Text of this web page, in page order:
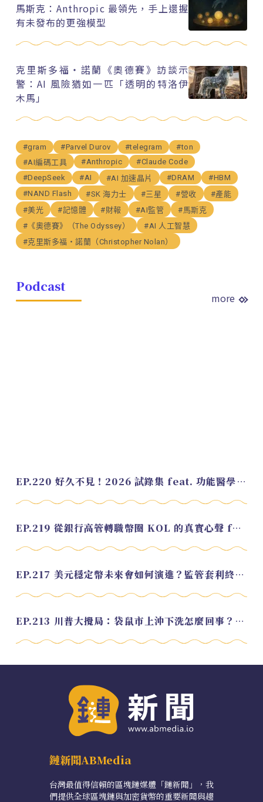
馬斯克：Anthropic 最領先，手上還握
有未發布的更強模型
克里斯多福・諾蘭《奧德賽》訪談示
警：AI 風險猶如一匹「透明的特洛伊
木馬」
#gram #Parvel Durov #telegram
#ton
#AI編碼工具
#Anthropic
#Claude Code
#DeepSeek
#AI #AI 加速晶片 #DRAM
#HBM
#NAND Flash
#SK 海力士 #三星 #營收
#產能
#美光
#記憶體 #財報 #AI監管
#馬斯克
#《奧德賽》（The Odyssey）
#AI 人工智慧
#克里斯多福・諾蘭（Christopher Nolan）
Podcast
more
EP.220 好久不見！2026 試錄集 feat. 功能醫學營養師 美寶
EP.219 從銀行高管轉職幣圈 KOL 的真實心聲 feat.龜大
EP.217 美元穩定幣未來會如何演進？監管套利終將收斂？feat. 研究員 余哲安
EP.213 川普大攪局：袋鼠市上沖下洗怎麼回事？feat. Alvin
鏈新聞ABMedia
台灣最值得信賴的區塊鏈媒體「鏈新聞」，我
們提供全球區塊鏈與加密貨幣的重要新聞與趨